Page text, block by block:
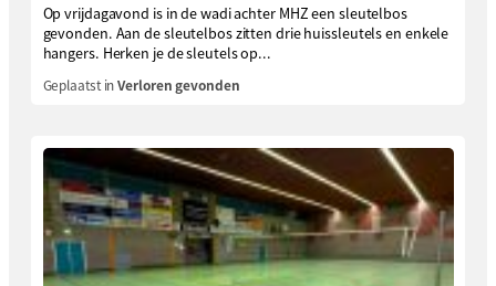
Op vrijdagavond is in de wadi achter MHZ een sleutelbos
gevonden. Aan de sleutelbos zitten drie huissleutels en enkele
hangers. Herken je de sleutels op...
Geplaatst inVerloren gevonden